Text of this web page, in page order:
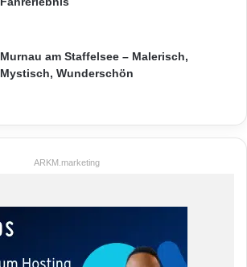
Murnau am Staffelsee – Malerisch,
Mystisch, Wunderschön
ARKM.marketing